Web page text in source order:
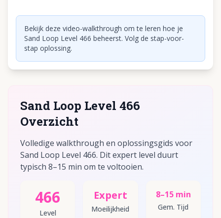
Bekijk deze video-walkthrough om te leren hoe je
Sand Loop Level 466 beheerst. Volg de stap-voor-
stap oplossing.
Sand Loop Level 466
Overzicht
Volledige walkthrough en oplossingsgids voor
Sand Loop Level 466. Dit expert level duurt
typisch 8–15 min om te voltooien.
466
Level
Expert
Moeilijkheid
8–15 min
Gem. Tijd